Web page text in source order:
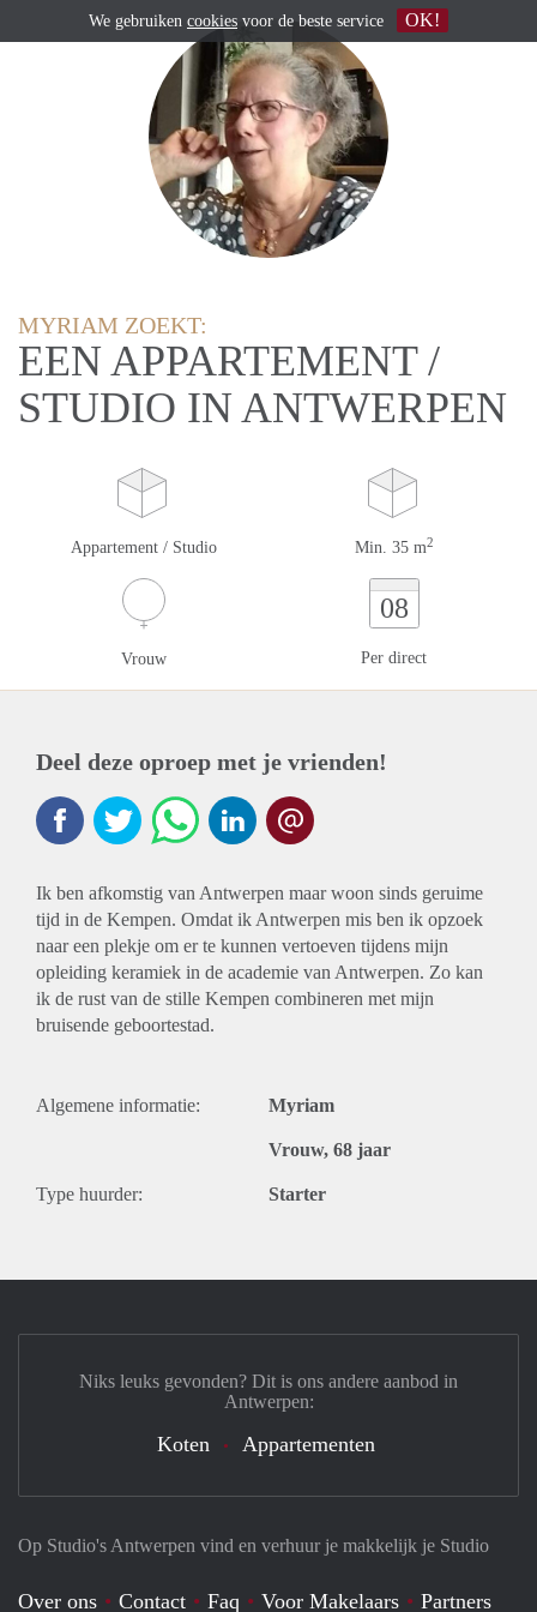
MYRIAM ZOEKT:
EEN APPARTEMENT /
STUDIO IN ANTWERPEN
Appartement / Studio Min. 35 m2
Vrouw
08
Per direct
Deel deze oproep met je vrienden!
Ik ben afkomstig van Antwerpen maar woon sinds geruime
tijd in de Kempen. Omdat ik Antwerpen mis ben ik opzoek
naar een plekje om er te kunnen vertoeven tijdens mijn
opleiding keramiek in de academie van Antwerpen. Zo kan
ik de rust van de stille Kempen combineren met mijn
bruisende geboortestad.
Algemene informatie: Myriam
Vrouw, 68 jaar
Type huurder: Starter
Op Studio's Antwerpen vind en verhuur je makkelijk je Studio
Over ons Contact Faq Voor Makelaars Partners
Niks leuks gevonden? Dit is ons andere aanbod in
Antwerpen:
Koten Appartementen
We gebruiken cookies voor de beste service OK!